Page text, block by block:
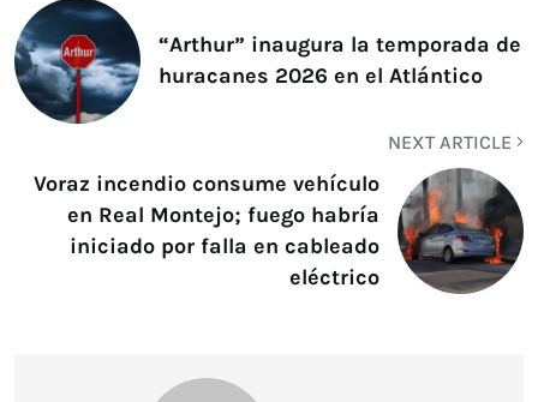
“Arthur” inaugura la temporada de
huracanes 2026 en el Atlántico
NEXT ARTICLE
Voraz incendio consume vehículo
en Real Montejo; fuego habría
iniciado por falla en cableado
eléctrico